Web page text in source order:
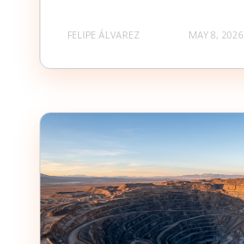
FELIPE ÁLVAREZ MAY 8, 2026